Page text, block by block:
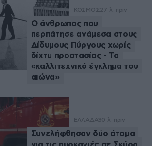
ΚΟΣΜΟΣ27 λ. πριν
Ο άνθρωπος που
περπάτησε ανάμεσα στους
Δίδυμους Πύργους χωρίς
δίχτυ προστασίας - Το
«καλλιτεχνικό έγκλημα του
αιώνα»
ΕΛΛΑΔΑ30 λ. πριν
Συνελήφθησαν δύο άτομα
για τις πυρκαγιές σε Σκύρο